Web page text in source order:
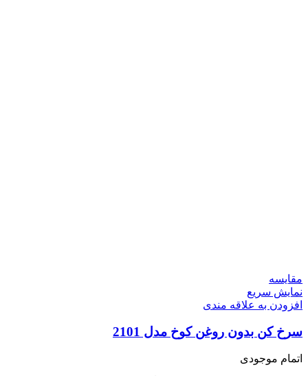
مقايسه
نمایش سریع
افزودن به علاقه مندی
سرخ کن بدون روغن کوخ مدل 2101
اتمام موجودی